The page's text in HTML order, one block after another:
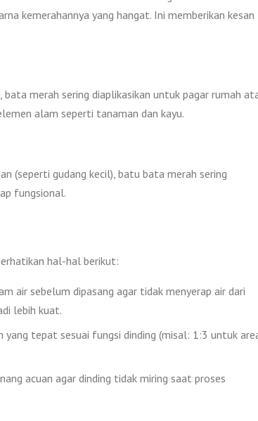
kemerahannya yang hangat. Ini memberikan kesan
merah sering diaplikasikan untuk pagar rumah
alam seperti tanaman dan kayu.
(seperti gudang kecil), batu bata merah sering
fungsional.
hal-hal berikut:
air sebelum dipasang agar tidak menyerap air dari
lebih kuat.
yang tepat sesuai fungsi dinding (misal: 1:3 untuk
acuan agar dinding tidak miring saat proses